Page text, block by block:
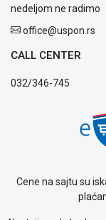
nedeljom ne radimo
office@uspon.rs
CALL CENTER
032/346-745
Cene na sajtu su